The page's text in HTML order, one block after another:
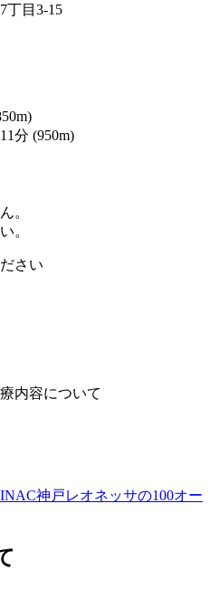
丁目3-15
分 (950m)
。
。
さい
内容について